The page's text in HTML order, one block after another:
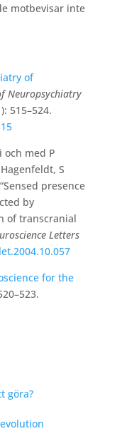
motbevisar inte
of
Neuropsychiatry
515–524.
och med P
S
presence
by
of transcranial
Letters
for the
göra?